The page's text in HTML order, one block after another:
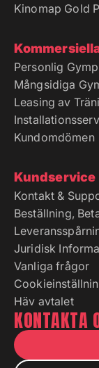
Kinomap Gold
Personlig
Mångsidiga
Leasing av
Kundomdömen
Kundservice
Kontakt &
Beställning,
Juridisk
Vanliga frågor
Häv avtalet
KONTAKTA